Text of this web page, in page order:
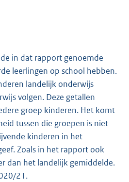
in dat rapport genoemde
leerlingen op school hebben.
landelijk onderwijs
volgen. Deze getallen
groep kinderen. Het komt
tussen die groepen is niet
kinderen in het
Zoals in het rapport ook
dan het landelijk gemiddelde.
21.